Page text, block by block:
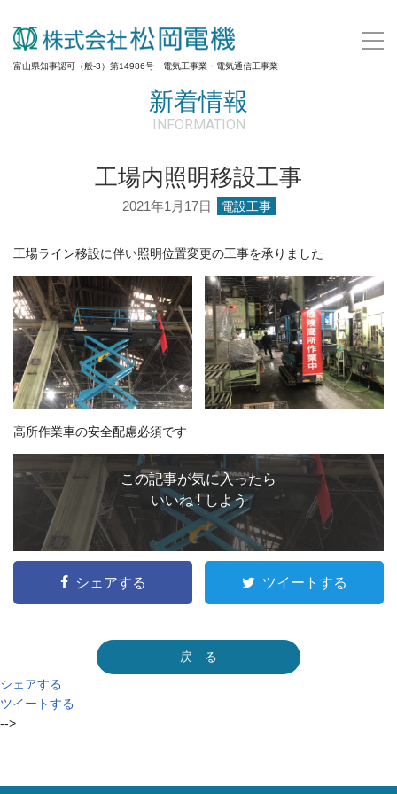
富山県知事認可（般-3）第14986号 電気工事業・電気通信工事業
新着情報
INFORMATION
工場内照明移設工事
2021年1月17日 電設工事
工場ライン移設に伴い照明位置変更の工事を承りました
高所作業車の安全配慮必須です
この記事が気に入ったら
いいね ! しよう
シェアする ツイートする
戻 る
シェアする
ツイートする
-->